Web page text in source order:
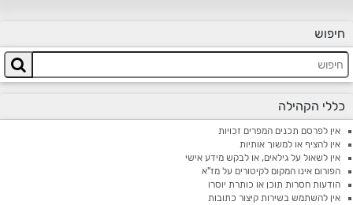
חיפוש
כללי הקהילה
אין לפרסם תכנים המפרים זכויות
אין להציף או למשוך אותיות
אין לשאול על גילאים, או לבקש מידע אישי
הפורום אינו המקום לקיטורים על מז"א
הודעות חסרות תוכן או כותרת יוסרו
אין להשתמש בשירות קיצור כתובות